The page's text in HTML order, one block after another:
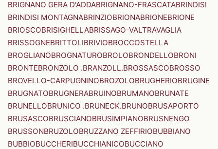
BRIGNANO GERA D'ADDABRIGNANO-FRASCATABRINDISI
BRINDISI MONTAGNABRINZIOBRIONABRIONEBRIONE
BRIOSCOBRISIGHELLABRISSAGO-VALTRAVAGLIA
BRISSOGNEBRITTOLIBRIVIOBROCCOSTELLA
BROGLIANOBROGNATUROBROLOBRONDELLOBRONI
BRONTEBRONZOLO .BRANZOLL.BROSSASCOBROSSO
BROVELLO-CARPUGNINOBROZOLOBRUGHERIOBRUGINE
BRUGNATOBRUGNERABRUINOBRUMANOBRUNATE
BRUNELLOBRUNICO .BRUNECK.BRUNOBRUSAPORTO
BRUSASCOBRUSCIANOBRUSIMPIANOBRUSNENGO
BRUSSONBRUZOLOBRUZZANO ZEFFIRIOBUBBIANO
BUBBIOBUCCHERIBUCCHIANICOBUCCIANO